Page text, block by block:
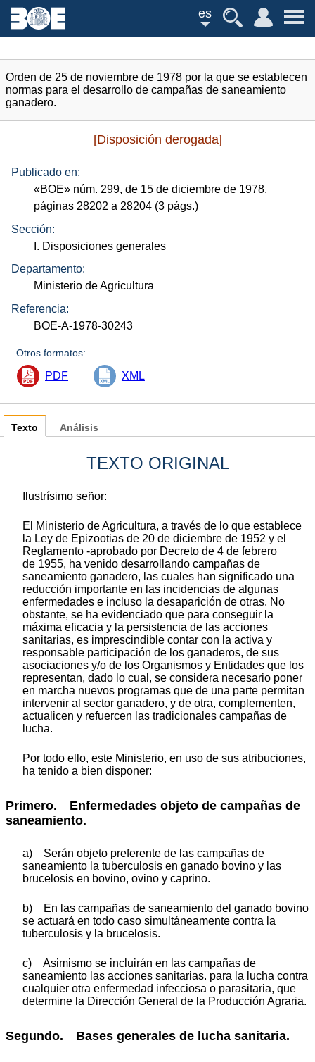
es
Orden de 25 de noviembre de 1978 por la que se establecen
normas para el desarrollo de campañas de saneamiento
ganadero.
[Disposición derogada]
Publicado en:
«BOE» núm. 299, de 15 de diciembre de 1978,
páginas 28202 a 28204 (3 págs.)
Sección:
I. Disposiciones generales
Departamento:
Ministerio de Agricultura
Referencia:
BOE-A-1978-30243
Otros formatos:
PDF XML
Texto
TEXTO ORIGINAL
Ilustrísimo señor:
El Ministerio de Agricultura, a través de lo que establece
la Ley de Epizootias de 20 de diciembre de 1952 y el
Reglamento -aprobado por Decreto de 4 de febrero
de 1955, ha venido desarrollando campañas de
saneamiento ganadero, las cuales han significado una
reducción importante en las incidencias de algunas
enfermedades e incluso la desaparición de otras. No
obstante, se ha evidenciado que para conseguir la
máxima eficacia y la persistencia de las acciones
sanitarias, es imprescindible contar con la activa y
responsable participación de los ganaderos, de sus
asociaciones y/o de los Organismos y Entidades que los
representan, dado lo cual, se considera necesario poner
en marcha nuevos programas que de una parte permitan
intervenir al sector ganadero, y de otra, complementen,
actualicen y refuercen las tradicionales campañas de
lucha.
Por todo ello, este Ministerio, en uso de sus atribuciones,
ha tenido a bien disponer:
Primero. Enfermedades objeto de campañas de
saneamiento.
a) Serán objeto preferente de las campañas de
saneamiento la tuberculosis en ganado bovino y las
brucelosis en bovino, ovino y caprino.
b) En las campañas de saneamiento del ganado bovino
se actuará en todo caso simultáneamente contra la
tuberculosis y la brucelosis.
c) Asimismo se incluirán en las campañas de
saneamiento las acciones sanitarias. para la lucha contra
cualquier otra enfermedad infecciosa o parasitaria, que
determine la Dirección General de la Producción Agraria.
Segundo. Bases generales de lucha sanitaria.
Análisis